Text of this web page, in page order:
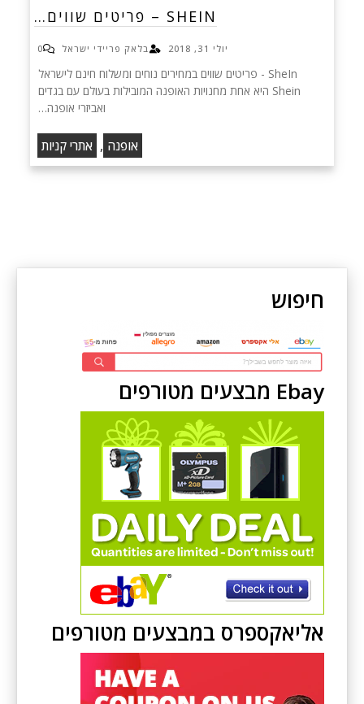
SHEIN – פריטים שווים…
יולי 31, 2018 בלאק פריידי ישראל 0
SheIn - פריטים שווים במחירים נוחים ומשלוח חינם לישראל
Shein היא אחת מחנויות האופנה המובילות בעולם עם בגדים
ואביזרי אופנה…
אופנה , אתרי קניות
חיפוש
Ebay מבצעים מטורפים
אליאקספרס במבצעים מטורפים